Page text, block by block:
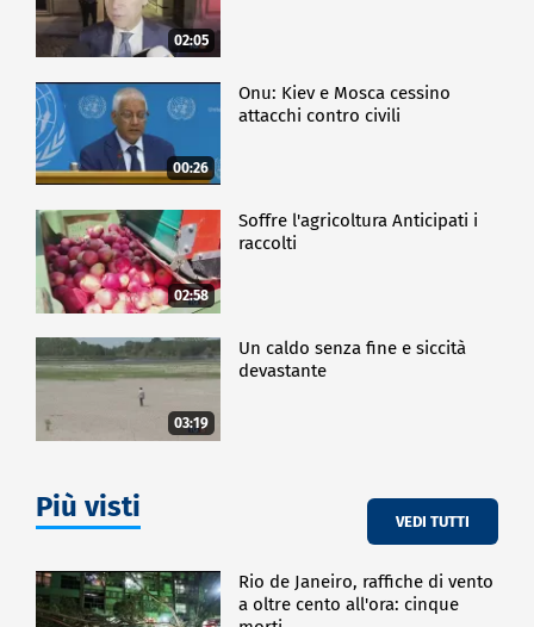
02:05
00:26
Onu: Kiev e Mosca cessino
attacchi contro civili
02:58
Soffre l'agricoltura Anticipati i
raccolti
03:19
Un caldo senza fine e siccità
devastante
Più visti VEDI TUTTI
Rio de Janeiro, raffiche di vento
a oltre cento all'ora: cinque